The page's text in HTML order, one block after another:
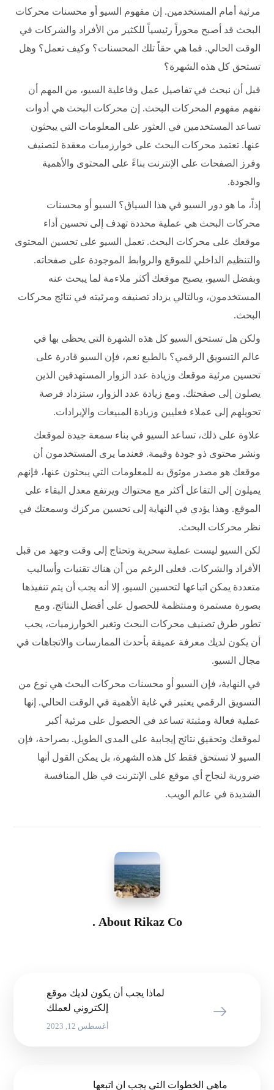
مرئية أمام المستخدمين. إن مفهوم السيو أو محسنات محركات
البحث قد أصبح محوراً رئيسياً للكثير من الأفراد والشركات في
الوقت الحالي. فما هي حقاً تلك المحسنات؟ وكيف تعمل؟ وهل
تستحق كل هذه الشهرة؟
قبل أن نبحث في تفاصيل عمل وفاعلية السيو، من المهم أن
نفهم مفهوم المحركات البحث. إن محركات البحث هي أدوات
تساعد المستخدمين في العثور على المعلومات التي يبحثون
عنها. تعتمد محركات البحث على خوارزميات معقدة لتصنيف
وفرز الصفحات على الإنترنت بناءً على المحتوى والأهمية
والجودة.
إذاً، ما هو دور السيو في هذا السياق؟ السيو أو محسنات
محركات البحث هي عملية محددة تهدف إلى تحسين أداء
موقعك على محركات البحث. تعمل السيو على تحسين المحتوى
والتنظيم الداخلي للموقع والروابط الموجودة على صفحاته.
وبفضل السيو، يصبح موقعك أكثر ملاءمة لما يبحث عنه
المستخدمون، وبالتالي يزداد تصنيفه ومرئيته في نتائج محركات
البحث.
ولكن هل تستحق السيو كل هذه الشهرة التي يحظى بها في
عالم التسويق الرقمي؟ بالطبع نعم، فإن السيو قادرة على
تحسين مرئية موقعك وزيادة عدد الزوار المستهدفين الذين
يصلون إلى صفحتك. ومع زيادة عدد الزوار، ستزداد فرصة
تحويلهم إلى عملاء فعليين وزيادة المبيعات والإيرادات.
علاوة على ذلك، تساعد السيو في بناء سمعة جيدة لموقعك
ونشر محتوى ذو جودة وقيمة. فعندما يرى المستخدمون أن
موقعك هو مصدر موثوق به للمعلومات التي يبحثون عنها، فإنهم
يميلون إلى التفاعل أكثر مع محتواك ويرتفع معدل البقاء على
الموقع. وهذا يؤدي في النهاية إلى تحسين مركزك وسمعتك في
نظر محركات البحث.
لكن السيو ليست عملية سحرية وتحتاج إلى وقت وجهد من قبل
الأفراد والشركات. فعلى الرغم من أن هناك تقنيات وأساليب
متعددة يمكن اتباعها لتحسين السيو، إلا أنه يجب أن يتم تنفيذها
بصورة مستمرة ومنتظمة للحصول على أفضل النتائج. ومع
تطور طرق تصنيف محركات البحث وتغير الخوارزميات، يجب
أن يكون لديك معرفة عميقة بأحدث الممارسات والاتجاهات في
مجال السيو.
في النهاية، فإن السيو أو محسنات محركات البحث هي نوع من
التسويق الرقمي يعتبر في غاية الأهمية في الوقت الحالي. إنها
عملية فعالة ومثبتة تساعد في الحصول على مرئية أكبر
لموقعك وتحقيق نتائج إيجابية على المدى الطويل. بصراحة، فإن
السيو لا تستحق فقط كل هذه الشهرة، بل يمكن القول أنها
ضرورية لنجاح أي موقع على الإنترنت في ظل المنافسة
الشديدة في عالم الويب.
About Rikaz Co.
لماذا يجب أن يكون لديك موقع
إلكتروني لعملك
أغسطس 12, 2023
ماهي الخطوات التي يجب ان اتبعها